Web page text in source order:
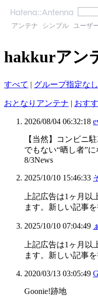
アンテナ シンプル ユーザ
hakkurアン
すべて | グループ指定なし
おとなりアンテナ | おす
2026/08/04 06:32:18
【当然】コンビニ
でもない“晒し者”
8/3News
2025/10/10 15:46:33
上記広告は1ヶ月
ます。新しい記事
2025/10/10 07:04:49
上記広告は1ヶ月
ます。新しい記事
2020/03/13 03:05:49
Goonie!跡地